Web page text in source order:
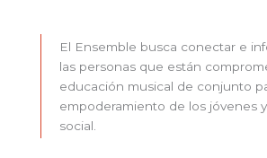
El Ensemble busca conectar e
las personas que están
educación musical de conjunto
empoderamiento de los jóvenes
social.